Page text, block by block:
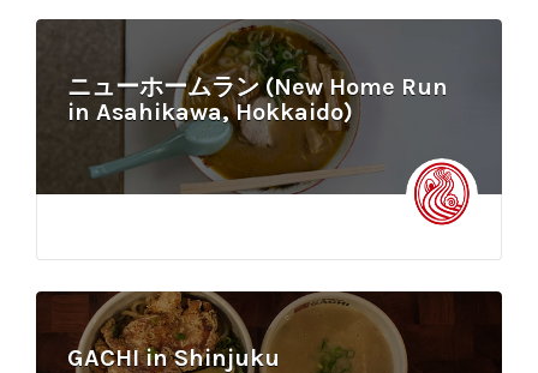
ニューホームラン (New Home Run
in Asahikawa, Hokkaido)
GACHI in Shinjuku